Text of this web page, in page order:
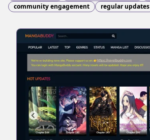
community engagement
regular updates